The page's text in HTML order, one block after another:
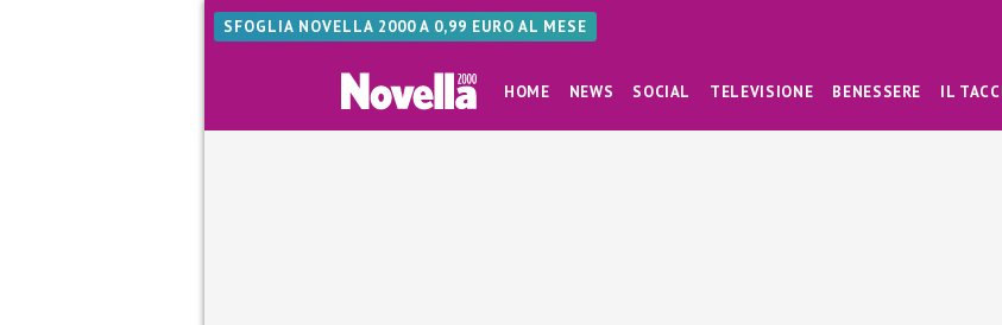
SFOGLIA NOVELLA 2000 A 0,99 EURO AL MESE
HOME NEWS SOCIAL TELEVISIONE BENESSERE IL